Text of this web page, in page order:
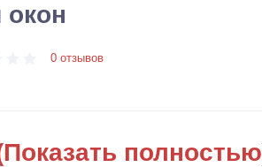
окон
0 отзывов